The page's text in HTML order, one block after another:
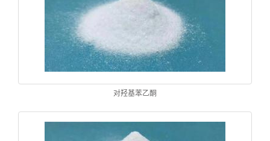
对羟基苯乙酮